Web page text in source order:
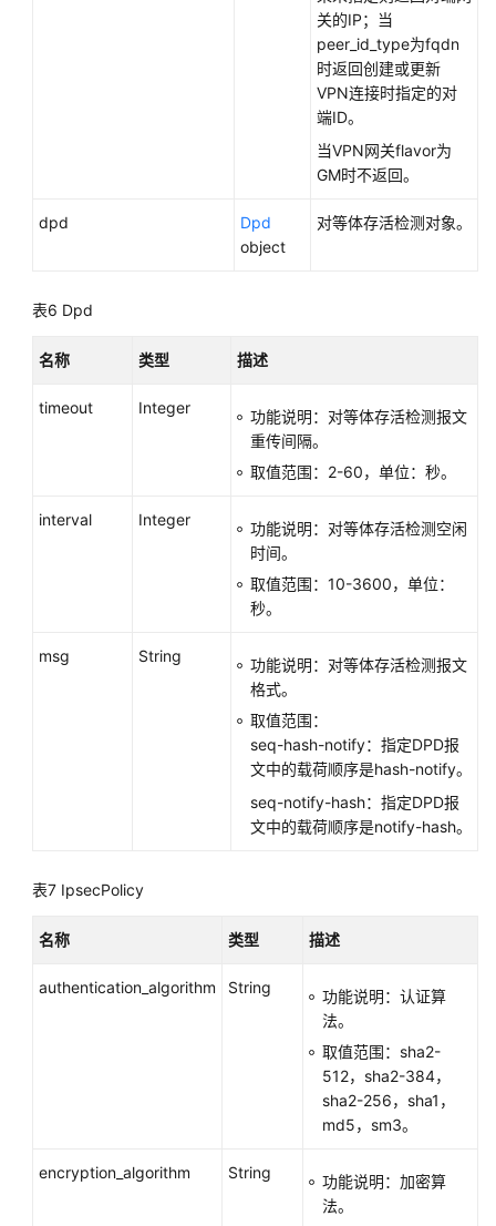
关的IP；当
peer_id_type为fqdn
时返回创建或更新
VPN连接时指定的对
端ID。
当VPN网关flavor为
GM时不返回。
dpd
Dpd
object
对等体存活检测对象。
表6 Dpd
名称 类型 描述
timeout Integer
功能说明：对等体存活检测报文
重传间隔。
取值范围：2-60，单位：秒。
interval Integer
功能说明：对等体存活检测空闲
时间。
取值范围：10-3600，单位：
秒。
msg String
功能说明：对等体存活检测报文
格式。
取值范围：
seq-hash-notify：指定DPD报
文中的载荷顺序是hash-notify。
seq-notify-hash：指定DPD报
文中的载荷顺序是notify-hash。
表7 IpsecPolicy
名称 类型 描述
authentication_algorithm String
功能说明：认证算
法。
取值范围：sha2-
512，sha2-384，
sha2-256，sha1，
md5，sm3。
encryption_algorithm String
功能说明：加密算
法。